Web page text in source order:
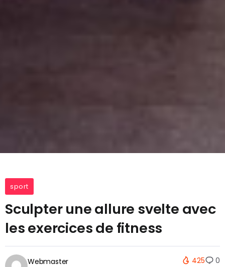
sport
Sculpter une allure svelte avec
les exercices de fitness
Webmaster 425 0